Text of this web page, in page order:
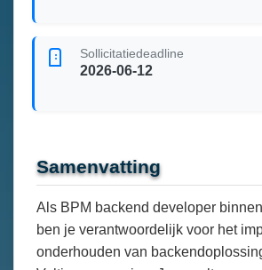
Sollicitatiedeadline
2026-06-12
Samenvatting
Als BPM backend developer
ben je verantwoordelijk voor het
onderhouden van